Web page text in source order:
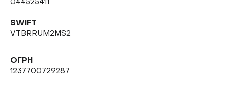
044525411
SWIFT
VTBRRUM2MS2
ОГРН
1237700729287